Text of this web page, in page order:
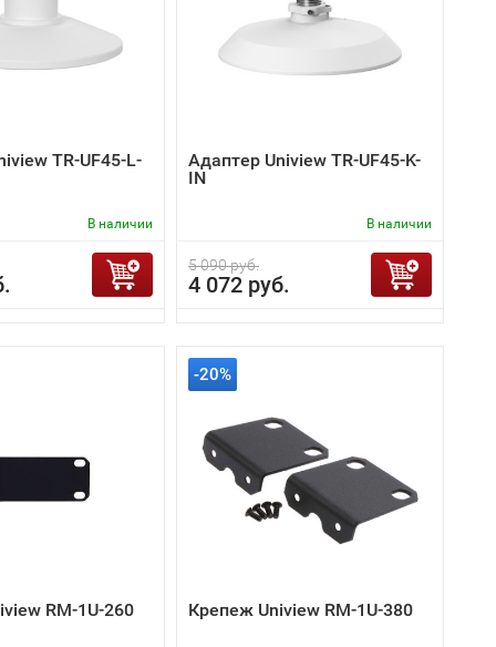
TR-UF45-L-
В наличии
Адаптер Uniview TR-UF45-K-
IN
В наличии
5 090 руб.
4 072 руб.
RM-1U-260
-20%
Крепеж Uniview RM-1U-380